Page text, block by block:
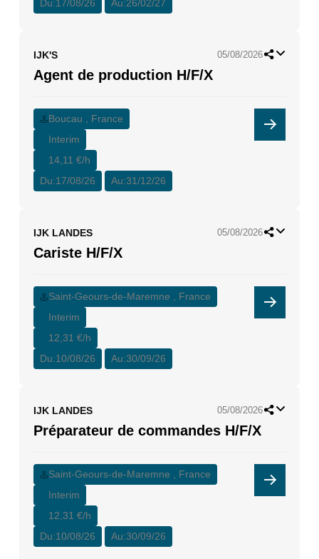
Du:17/08/26 Au:26/02/27
IJK'S 05/08/2026
Agent de production H/F/X
Boucau , France
Interim
14,11 €/h
Du:17/08/26 Au:31/12/26
IJK LANDES 05/08/2026
Cariste H/F/X
Saint-Geours-de-Maremne , France
Interim
12,31 €/h
Du:10/08/26 Au:30/09/26
IJK LANDES 05/08/2026
Préparateur de commandes H/F/X
Saint-Geours-de-Maremne , France
Interim
12,31 €/h
Du:10/08/26 Au:30/09/26